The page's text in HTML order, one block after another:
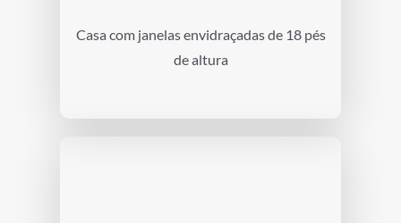
Casa com janelas envidraçadas de 18 pés
de altura